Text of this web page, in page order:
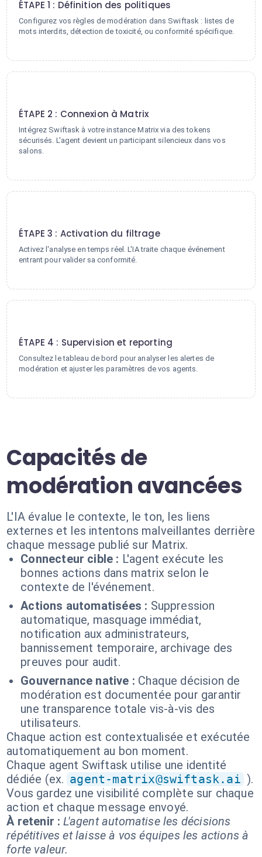
ÉTAPE 1 : Définition des politiques
Configurez vos règles de modération dans Swiftask : listes de
mots interdits, détection de toxicité, ou conformité spécifique.
ÉTAPE 2 : Connexion à Matrix
Intégrez Swiftask à votre instance Matrix via des tokens
sécurisés. L'agent devient un participant silencieux dans vos
salons.
ÉTAPE 3 : Activation du filtrage
Activez l'analyse en temps réel. L'IA traite chaque événement
entrant pour valider sa conformité.
ÉTAPE 4 : Supervision et reporting
Consultez le tableau de bord pour analyser les alertes de
modération et ajuster les paramètres de vos agents.
Capacités de
modération avancées
L'IA évalue le contexte, le ton, les liens
externes et les intentons malveillantes derrière
chaque message publié sur Matrix.
Connecteur cible : L'agent exécute les
bonnes actions dans matrix selon le
contexte de l'événement.
Actions automatisées : Suppression
automatique, masquage immédiat,
notification aux administrateurs,
bannissement temporaire, archivage des
preuves pour audit.
Gouvernance native : Chaque décision de
modération est documentée pour garantir
une transparence totale vis-à-vis des
utilisateurs.
Chaque action est contextualisée et exécutée
automatiquement au bon moment.
Chaque agent Swiftask utilise une identité
dédiée (ex. agent-matrix@swiftask.ai ).
Vous gardez une visibilité complète sur chaque
action et chaque message envoyé.
À retenir : L'agent automatise les décisions
répétitives et laisse à vos équipes les actions à
forte valeur.